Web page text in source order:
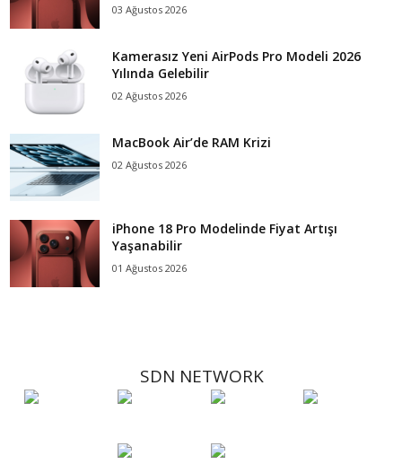
03 Ağustos 2026
Kamerasız Yeni AirPods Pro Modeli 2026
Yılında Gelebilir
02 Ağustos 2026
MacBook Air’de RAM Krizi
02 Ağustos 2026
iPhone 18 Pro Modelinde Fiyat Artışı
Yaşanabilir
01 Ağustos 2026
SDN NETWORK